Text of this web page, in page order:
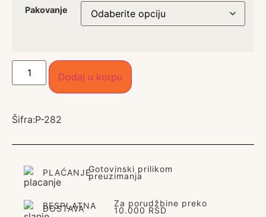
Pakovanje
Dodaj u korpu
Šifra:P-282
PLAĆANJEGotovinski prilikom
preuzimanja
BESPLATNA
DOSTAVA
Za porudžbine preko
10.000 RSD